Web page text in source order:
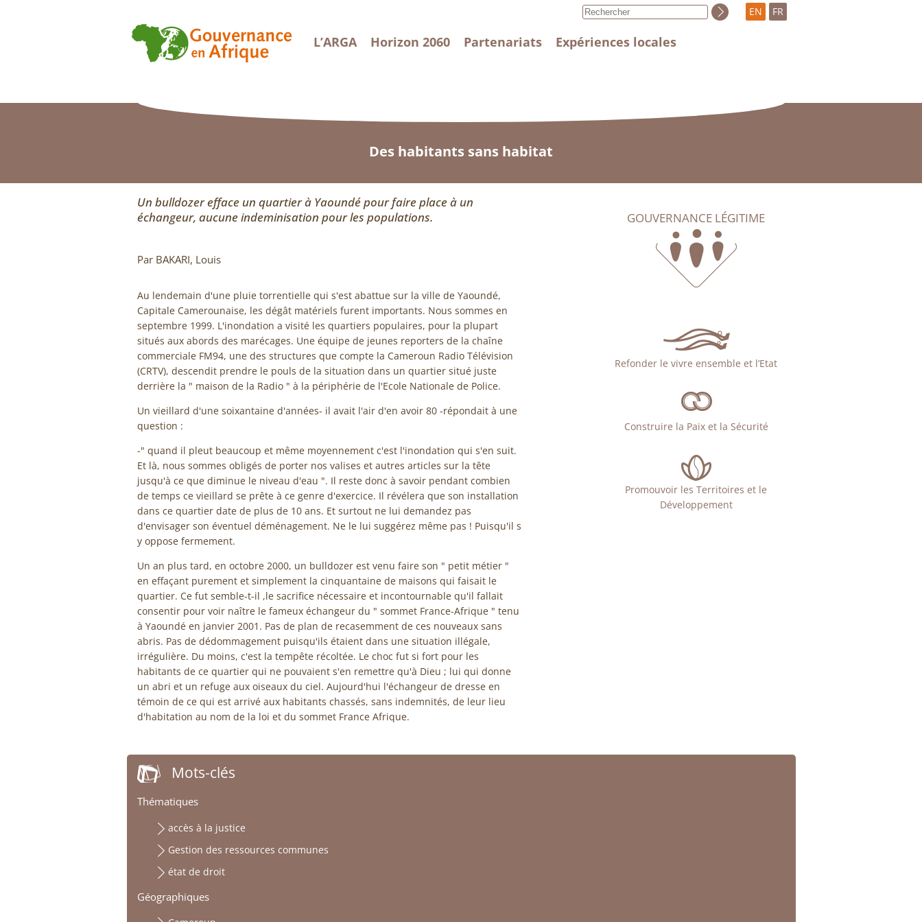
L’ARGA Horizon 2060 Partenariats Expériences locales
EN FR
Des habitants sans habitat
Un bulldozer efface un quartier à Yaoundé pour faire place à un
échangeur, aucune indeminisation pour les populations.
Par BAKARI, Louis
Au lendemain d'une pluie torrentielle qui s'est abattue sur la ville de Yaoundé,
Capitale Camerounaise, les dégât matériels furent importants. Nous sommes en
septembre 1999. L'inondation a visité les quartiers populaires, pour la plupart
situés aux abords des marécages. Une équipe de jeunes reporters de la chaîne
commerciale FM94, une des structures que compte la Cameroun Radio Télévision
(CRTV), descendit prendre le pouls de la situation dans un quartier situé juste
derrière la " maison de la Radio " à la périphérie de l'Ecole Nationale de Police.
Un vieillard d'une soixantaine d'années- il avait l'air d'en avoir 80 -répondait à une
question :
-" quand il pleut beaucoup et même moyennement c'est l'inondation qui s'en suit.
Et là, nous sommes obligés de porter nos valises et autres articles sur la tête
jusqu'à ce que diminue le niveau d'eau ". Il reste donc à savoir pendant combien
de temps ce vieillard se prête à ce genre d'exercice. Il révélera que son installation
dans ce quartier date de plus de 10 ans. Et surtout ne lui demandez pas
d'envisager son éventuel déménagement. Ne le lui suggérez même pas ! Puisqu'il s
y oppose fermement.
Un an plus tard, en octobre 2000, un bulldozer est venu faire son " petit métier "
en effaçant purement et simplement la cinquantaine de maisons qui faisait le
quartier. Ce fut semble-t-il ,le sacrifice nécessaire et incontournable qu'il fallait
consentir pour voir naître le fameux échangeur du " sommet France-Afrique " tenu
à Yaoundé en janvier 2001. Pas de plan de recasemment de ces nouveaux sans
abris. Pas de dédommagement puisqu'ils étaient dans une situation illégale,
irrégulière. Du moins, c'est la tempête récoltée. Le choc fut si fort pour les
habitants de ce quartier qui ne pouvaient s'en remettre qu'à Dieu ; lui qui donne
un abri et un refuge aux oiseaux du ciel. Aujourd'hui l'échangeur de dresse en
témoin de ce qui est arrivé aux habitants chassés, sans indemnités, de leur lieu
d'habitation au nom de la loi et du sommet France Afrique.
GOUVERNANCE LÉGITIME
Refonder le vivre ensemble et l’Etat
Construire la Paix et la Sécurité
Promouvoir les Territoires et le
Développement
Mots-clés
Thématiques
accès à la justice
Gestion des ressources communes
état de droit
Géographiques